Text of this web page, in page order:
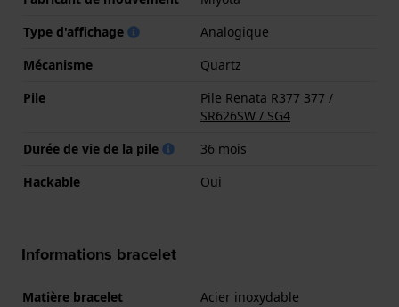
Type d'affichage
Analogique
Mécanisme
Quartz
Pile
Pile Renata R377 377 /
SR626SW / SG4
Durée de vie de la pile
36 mois
Hackable
Oui
Informations bracelet
Matière bracelet
Acier inoxydable